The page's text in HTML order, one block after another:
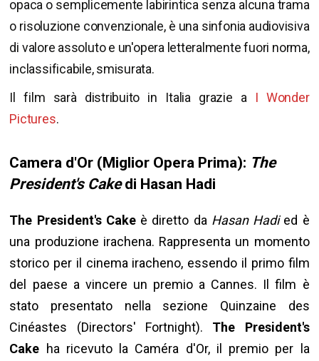
opaca o semplicemente labirintica senza alcuna trama
o risoluzione convenzionale, è una sinfonia audiovisiva
di valore assoluto e un'opera letteralmente fuori norma,
inclassificabile, smisurata.
Il film sarà distribuito in Italia grazie a I Wonder
Pictures.
Camera d'Or (Miglior Opera Prima): The
President's Cakedi Hasan Hadi
The President's Cakeè diretto da Hasan Hadied è
una produzione irachena. Rappresenta un momento
storico per il cinema iracheno, essendo il primo film
del paese a vincere un premio a Cannes. Il film è
stato presentato nella sezione Quinzaine des
Cinéastes (Directors' Fortnight). The President's
Cake ha ricevuto la Caméra d'Or, il premio per la